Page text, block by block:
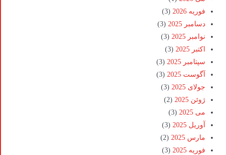
فوریه 2026
(3)
دسامبر 2025
(3)
نوامبر 2025
(3)
اکتبر 2025
(3)
سپتامبر 2025
(3)
آگوست 2025
(3)
جولای 2025
(3)
ژوئن 2025
(2)
می 2025
(3)
آوریل 2025
(3)
مارس 2025
(2)
فوریه 2025
(3)